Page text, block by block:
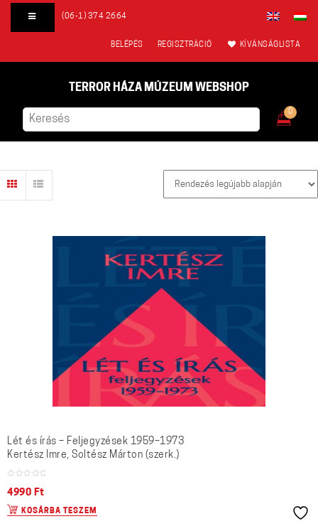
(06-1) 374 2664
BELÉPÉS REGISZTRÁCIÓ KÍVÁNSÁGLISTA
TERROR HÁZA MÚZEUM WEBSHOP
0
Lét és írás – Feljegyzések 1959–1973
Kertész Imre, Soltész Márton (szerk.)
4990 Ft
KOSÁRBA TESZEM